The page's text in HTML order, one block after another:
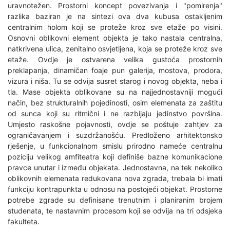
uravnotežen. Prostorni koncept povezivanja i "pomirenja"
razlika baziran je na sintezi ova dva kubusa ostakljenim
centralnim holom koji se proteže kroz sve etaže po visini.
Osnovni oblikovni element objekta je tako nastala centralna,
natkrivena ulica, zenitalno osvjetljena, koja se proteže kroz sve
etaže. Ovdje je ostvarena velika gustoća prostornih
preklapanja, dinamičan foaje pun galerija, mostova, prodora,
vizura i niša. Tu se odvija susret starog i novog objekta, neba i
tla. Mase objekta oblikovane su na najjednostavniji mogući
način, bez strukturalnih pojedinosti, osim elemenata za zaštitu
od sunca koji su ritmični i ne razbijaju jedinstvo površina.
Umjesto raskošne pojavnosti, ovdje se poštuje zahtjev za
ograničavanjem i suzdržanošću. Predloženo arhitektonsko
rješenje, u funkcionalnom smislu prirodno nameće centralnu
poziciju velikog amfiteatra koji definiše bazne komunikacione
pravce unutar i između objekata. Jednostavna, na tek nekoliko
oblikovnih elemenata redukovana nova zgrada, trebala bi imati
funkciju kontrapunkta u odnosu na postojeći objekat. Prostorne
potrebe zgrade su definisane trenutnim i planiranim brojem
studenata, te nastavnim procesom koji se odvija na tri odsjeka
fakulteta.